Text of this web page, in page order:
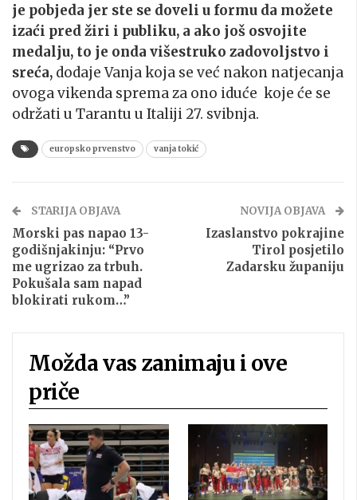
je pobjeda jer ste se doveli u formu da možete
izaći pred žiri i publiku, a ako još osvojite
medalju, to je onda višestruko zadovoljstvo i
sreća, dodaje Vanja koja se već nakon natjecanja
ovoga vikenda sprema za ono iduće koje će se
održati u Tarantu u Italiji 27. svibnja.
europsko prvenstvo vanja tokić
STARIJA OBJAVA
Morski pas napao 13-
godišnjakinju: “Prvo
me ugrizao za trbuh.
Pokušala sam napad
blokirati rukom…”
NOVIJA OBJAVA
Izaslanstvo pokrajine
Tirol posjetilo
Zadarsku županiju
Možda vas zanimaju i ove
priče